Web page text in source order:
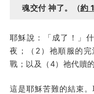
魂交付 神了。（約
耶穌說：「成了！」
夜；（2）祂順服的
戰；以及（4）祂代贖
這是耶穌苦難的結束